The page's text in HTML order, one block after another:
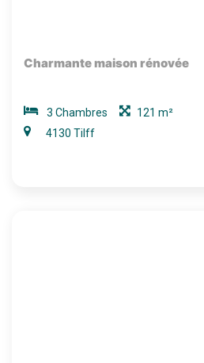
Charmante maison rénovée
3 Chambres
121 m²
4130 Tilff